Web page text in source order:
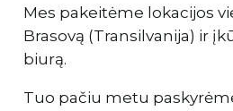
Mes pakeitėme lokacijos
Brasovą (Transilvanija) ir
biurą.
Tuo pačiu metu